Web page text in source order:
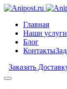
Главная
Наши услуги
Блог
Контакты
Заказать